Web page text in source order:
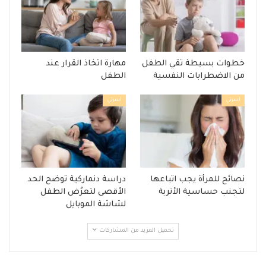
خطوات بسيطة تقي الطفل
من الاضطرابات النفسية
مهارة اتخاذ القرار عند
الطفل
أسرتي
نصائح للمرأة يجب اتباعها
لتجنب حساسية الأتربة
أسرتي
دراسة دنماركية توضح الحد
الأقصى لتعرُض الطفل
لشاشة الموبايل
تحميل المزيد من المشاركات